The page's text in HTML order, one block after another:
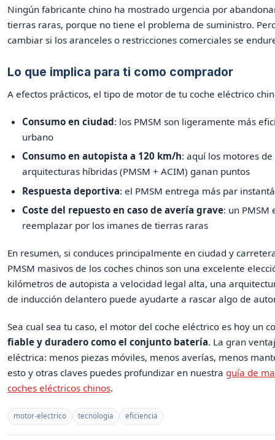
Ningún fabricante chino ha mostrado urgencia por
tierras raras, porque no tiene el problema de suministro.
cambiar si los aranceles o restricciones comerciales se
Lo que implica para ti como comprador
A efectos prácticos, el tipo de motor de tu coche eléctrico
Consumo en ciudad: los PMSM son ligeramente más
urbano
Consumo en autopista a 120 km/h: aquí los motores
arquitecturas híbridas (PMSM + ACIM) ganan puntos
Respuesta deportiva: el PMSM entrega más par
Coste del repuesto en caso de avería grave: un PMSM
reemplazar por los imanes de tierras raras
En resumen, si conduces principalmente en ciudad y
PMSM masivos de los coches chinos son una excelente
kilómetros de autopista a velocidad legal alta, una
de inducción delantero puede ayudarte a rascar algo de
Sea cual sea tu caso, el motor del coche eléctrico es hoy un
fiable y duradero como el conjunto batería. La gran
eléctrica: menos piezas móviles, menos averías, menos
esto y otras claves puedes profundizar en nuestra guía de
coches eléctricos chinos.
motor-electrico tecnologia eficiencia